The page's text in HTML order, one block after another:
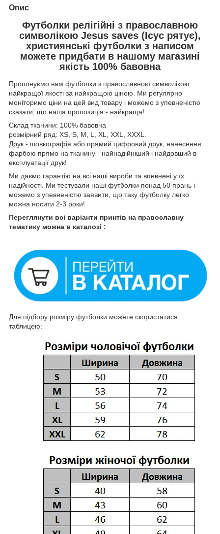
Опис
Футболки релігійні з православною
символікою Jesus saves (Ісус рятує),
християнські футболки з написом
можете придбати в нашому магазині
якість 100% бавовна
Пропонуємо вам футболки з православною символікою
найкращої якості за найкращою ціною. Ми регулярно
моніторимо ціни на цей вид товару і можемо з упевненістю
сказати, що наша пропозиція - найкраща!
Склад тканини: 100% бавовна
розмірний ряд: XS, S, M, L, XL, XXL, XXXL.
Друк - шовкографія або прямий цифровий друк, нанесення
фарбою прямо на тканину - найнадійніший і найдовший в
експлуатації друк!
Ми даємо гарантію на всі наші вироби та впевнені у їх
надійності. Ми тестували наші футболки понад 50 прань і
можемо з упевненістю заявити, що таку футболку легко
можна носити 2-3 роки!
Переглянути всі варіанти принтів на православну
тематику можна в каталозі :
Для підбору розміру футболки можете скористатися
таблицею: